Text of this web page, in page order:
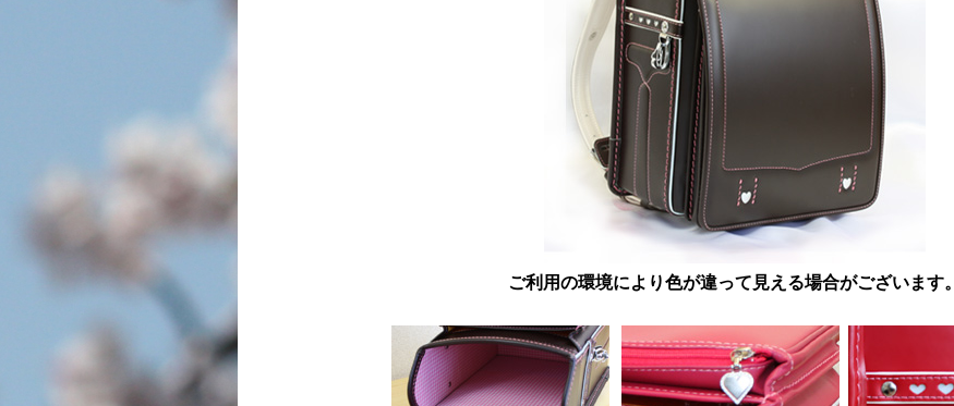
ご利用の環境により色が違って見える場合がございます。